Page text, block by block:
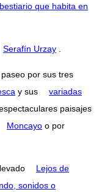
que habita en
Serafín Urzay
por sus tres
y sus
variadas
paisajes
Moncayo o por
Lejos de
sonidos o